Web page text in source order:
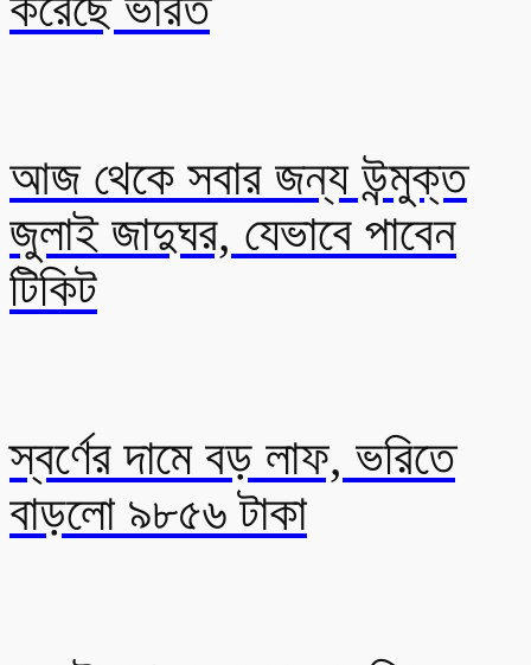
আজ থেকে সবার জন্য উন্মুক্ত
জুলাই জাদুঘর, যেভাবে পাবেন
টিকিট
স্বর্ণের দামে বড় লাফ, ভরিতে
বাড়লো ৯৮৫৬ টাকা